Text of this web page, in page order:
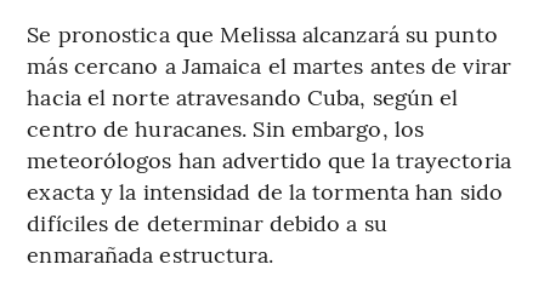
Se pronostica que Melissa alcanzará su punto
más cercano a Jamaica el martes antes de virar
hacia el norte atravesando Cuba, según el
centro de huracanes. Sin embargo, los
meteorólogos han advertido que la trayectoria
exacta y la intensidad de la tormenta han sido
difíciles de determinar debido a su
enmarañada estructura.